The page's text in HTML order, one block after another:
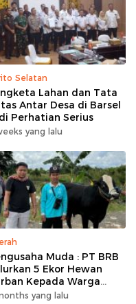
Selatan
Lahan dan Tata
Antar Desa di Barsel
Perhatian Serius
yang lalu
Muda : PT BRB
5 Ekor Hewan
Kepada Warga
Wilayah
yang lalu